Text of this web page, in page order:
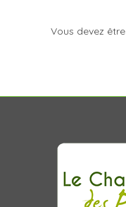
Vous devez être